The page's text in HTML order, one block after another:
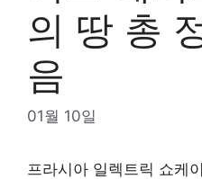
의 땅 총
음
01월 10일
프라시아 일렉트릭 쇼케